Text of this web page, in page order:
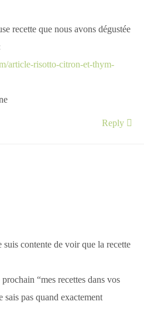
recette que nous avons dégustée
article-risotto-citron-et-thym-
Reply
contente de voir que la recette
“mes recettes dans vos
sais pas quand exactement